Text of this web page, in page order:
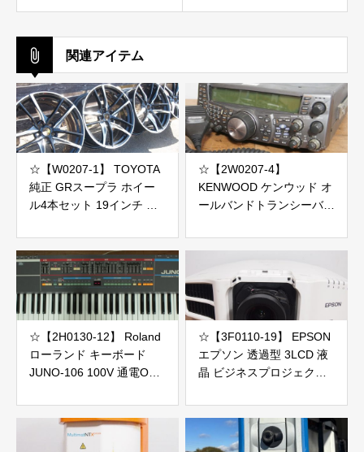
関連アイテム
☆【W0207-1】 TOYOTA
純正 GRスープラ ホイー
ル4本セット 19インチ 現
☆【2W0207-4】
KENWOOD ケンウッド オ
ールバンドトランシーバー
ジャンク
☆【2H0130-12】 Roland
ローランド キーボード
JUNO-106 100V 通電OK
☆【3F0110-19】 EPSON
エプソン 透過型 3LCD 液
晶 ビジネスプロジェクタ
OK レンズ ELPLM08 ラン
プ169H 総使用時間3623H
ジャンク